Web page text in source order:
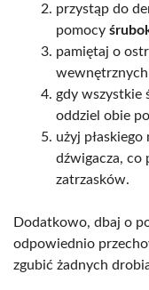
przystąp do
pomocy
pamiętaj o
wewnętrznych
gdy wszystkie
oddziel obie
użyj
dźwigacza, co
zatrzasków.
Dodatkowo, dbaj o
odpowiednio
zgubić żadnych